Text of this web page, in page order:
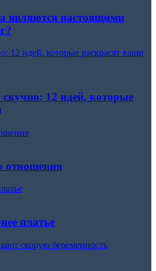
являются настоящими
12 идей, которые раскрасят ваши
скучно: 12 идей, которые
отношения
платье
скорую беременность